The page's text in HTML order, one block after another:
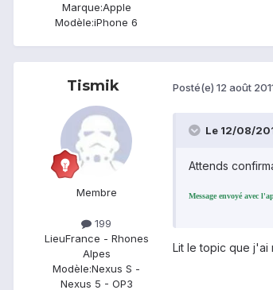
Marque:Apple
Modèle:iPhone 6
Tismik
Membre
199
LieuFrance - Rhones
Alpes
Modèle:Nexus S -
Nexus 5 - OP3
Posté(e) 12 août
Le 12/08/
Attends
Message envoyé avec
Lit le topic que j'ai